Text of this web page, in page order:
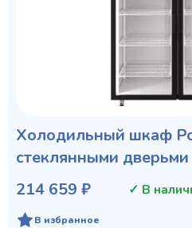
Холодильный шкаф
стеклянными дверьми
214 659 ₽
✓ В
В избранное